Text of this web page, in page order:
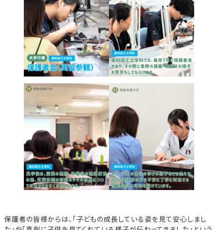
保護者の皆様からは、「子どもの成長している姿を見て安心しまし